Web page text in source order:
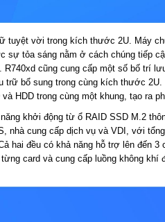
tuyệt vời trong kích thước 2U. Máy
tỏa sáng nằm ở cách chúng tiếp
cũng cung cấp một số bố trí
bổ sung trong cùng kích thước
HDD trong cùng một khung, tạo ra
khởi động từ ổ RAID SSD M.2
nhà cung cấp dịch vụ và VDI, với
đều có khả năng hỗ trợ lên đến 3
card và cung cấp luồng không khí